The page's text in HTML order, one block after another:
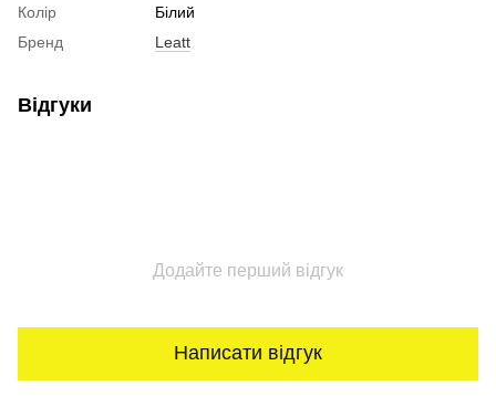
Колір
Білий
Бренд
Leatt
Відгуки
Додайте перший відгук
Написати відгук